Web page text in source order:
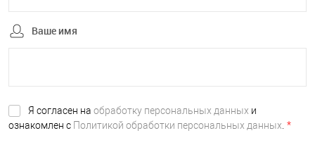
Ваше имя
Я согласен на обработку персональных данных и
ознакомлен с Политикой обработки персональных данных *